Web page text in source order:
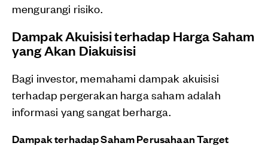
mengurangi risiko.
Dampak Akuisisi terhadap Harga Saham
yang Akan Diakuisisi
Bagi investor, memahami dampak akuisisi
terhadap pergerakan harga saham adalah
informasi yang sangat berharga.
Dampak terhadap Saham Perusahaan Target